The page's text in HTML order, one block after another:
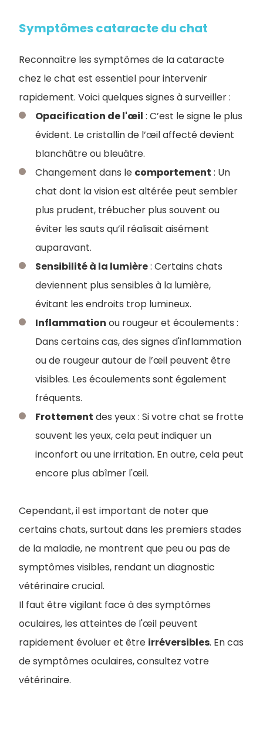
Symptômes cataracte du chat
Reconnaître les symptômes de la cataracte
chez le chat est essentiel pour intervenir
rapidement. Voici quelques signes à surveiller :
Opacification de l'œil : C’est le signe le plus
évident. Le cristallin de l’œil affecté devient
blanchâtre ou bleuâtre.
Changement dans le comportement : Un
chat dont la vision est altérée peut sembler
plus prudent, trébucher plus souvent ou
éviter les sauts qu’il réalisait aisément
auparavant.
Sensibilité à la lumière: Certains chats
deviennent plus sensibles à la lumière,
évitant les endroits trop lumineux.
Inflammation ou rougeur et écoulements :
Dans certains cas, des signes d'inflammation
ou de rougeur autour de l’œil peuvent être
visibles. Les écoulements sont également
fréquents.
Frottement des yeux : Si votre chat se frotte
souvent les yeux, cela peut indiquer un
inconfort ou une irritation. En outre, cela peut
encore plus abîmer l'œil.
Cependant, il est important de noter que
certains chats, surtout dans les premiers stades
de la maladie, ne montrent que peu ou pas de
symptômes visibles, rendant un diagnostic
vétérinaire crucial.
Il faut être vigilant face à des symptômes
oculaires, les atteintes de l'œil peuvent
rapidement évoluer et être irréversibles. En cas
de symptômes oculaires, consultez votre
vétérinaire.